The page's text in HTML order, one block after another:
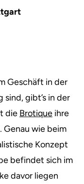
Geschäft in der
gibt’s in der
die Brotique ihre
Genau wie beim
Konzept
befindet sich im
davor liegen